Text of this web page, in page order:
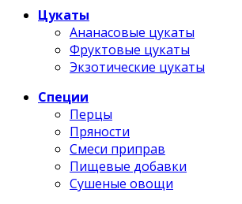
Цукаты
Ананасовые цукаты
Фруктовые цукаты
Экзотические цукаты
Специи
Перцы
Пряности
Смеси приправ
Пищевые добавки
Сушеные овощи